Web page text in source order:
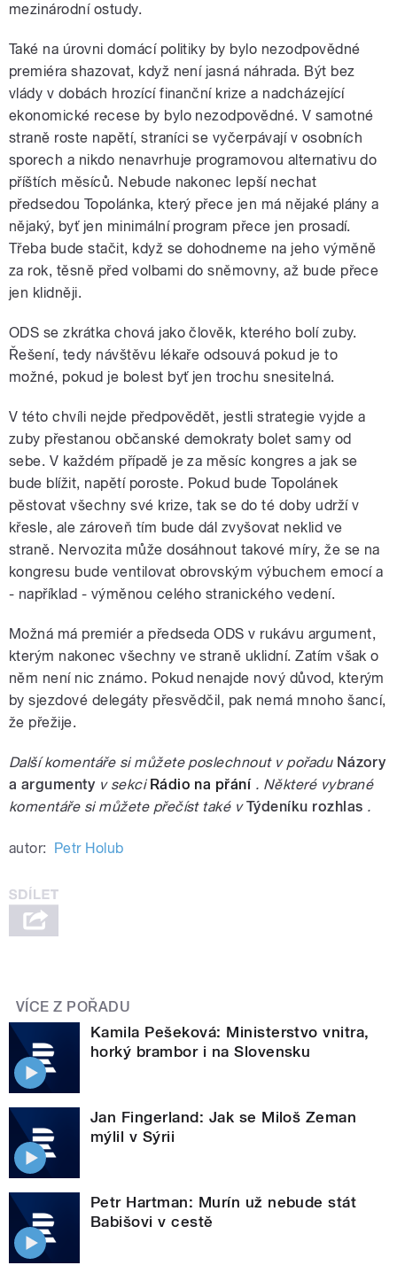
mezinárodní ostudy.
Také na úrovni domácí politiky by bylo nezodpovědné
premiéra shazovat, když není jasná náhrada. Být bez
vlády v dobách hrozící finanční krize a nadcházející
ekonomické recese by bylo nezodpovědné. V samotné
straně roste napětí, straníci se vyčerpávají v osobních
sporech a nikdo nenavrhuje programovou alternativu do
příštích měsíců. Nebude nakonec lepší nechat
předsedou Topolánka, který přece jen má nějaké plány a
nějaký, byť jen minimální program přece jen prosadí.
Třeba bude stačit, když se dohodneme na jeho výměně
za rok, těsně před volbami do sněmovny, až bude přece
jen klidněji.
ODS se zkrátka chová jako člověk, kterého bolí zuby.
Řešení, tedy návštěvu lékaře odsouvá pokud je to
možné, pokud je bolest byť jen trochu snesitelná.
V této chvíli nejde předpovědět, jestli strategie vyjde a
zuby přestanou občanské demokraty bolet samy od
sebe. V každém případě je za měsíc kongres a jak se
bude blížit, napětí poroste. Pokud bude Topolánek
pěstovat všechny své krize, tak se do té doby udrží v
křesle, ale zároveň tím bude dál zvyšovat neklid ve
straně. Nervozita může dosáhnout takové míry, že se na
kongresu bude ventilovat obrovským výbuchem emocí a
- například - výměnou celého stranického vedení.
Možná má premiér a předseda ODS v rukávu argument,
kterým nakonec všechny ve straně uklidní. Zatím však o
něm není nic známo. Pokud nenajde nový důvod, kterým
by sjezdové delegáty přesvědčil, pak nemá mnoho šancí,
že přežije.
Další komentáře si můžete poslechnout v pořadu Názory
a argumenty v sekci Rádio na přání . Některé vybrané
komentáře si můžete přečíst také vTýdeníku rozhlas .
autor: Petr Holub
VÍCE Z POŘADU
Kamila Pešeková: Ministerstvo vnitra,
horký brambor i na Slovensku
Jan Fingerland: Jak se Miloš Zeman
mýlil v Sýrii
Petr Hartman: Murín už nebude stát
Babišovi v cestě